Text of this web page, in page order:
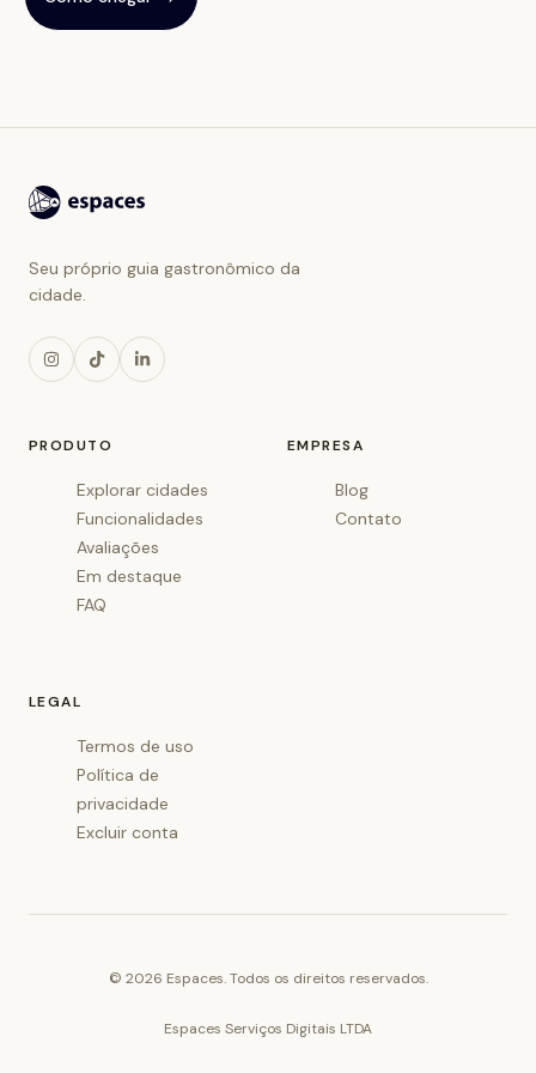
Seu próprio guia gastronômico da
cidade.
PRODUTO
Explorar cidades
Funcionalidades
Avaliações
Em destaque
FAQ
EMPRESA
Blog
Contato
LEGAL
Termos de uso
Política de
privacidade
Excluir conta
© 2026 Espaces. Todos os direitos reservados.
Espaces Serviços Digitais LTDA